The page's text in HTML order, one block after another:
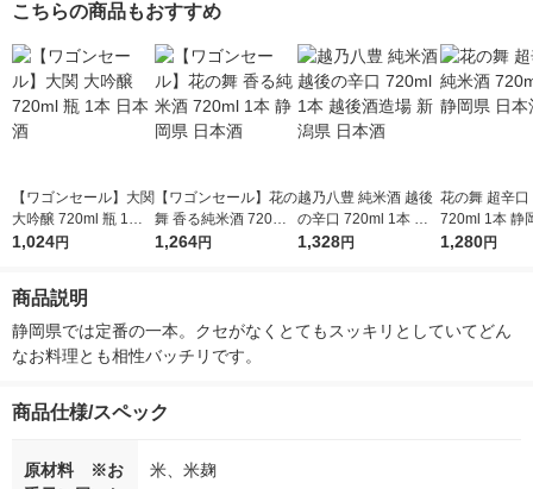
こちらの商品もおすすめ
【ワゴンセール】大関
大吟醸 720ml 瓶 1本
日本酒
1,024円
【ワゴンセール】花の
舞 香る純米酒 720ml
1本 静岡県 日本酒
1,264円
越乃八豊 純米酒 越後
の辛口 720ml 1本 越
後酒造場 新潟県 日本
1,328円
花の舞 超辛口
720ml 1本 静
本酒
1,280円
商品説明
静岡県では定番の一本。クセがなくとてもスッキリとしていてどん
なお料理とも相性バッチリです。
商品仕様/スペック
原材料 ※お
米、米麹